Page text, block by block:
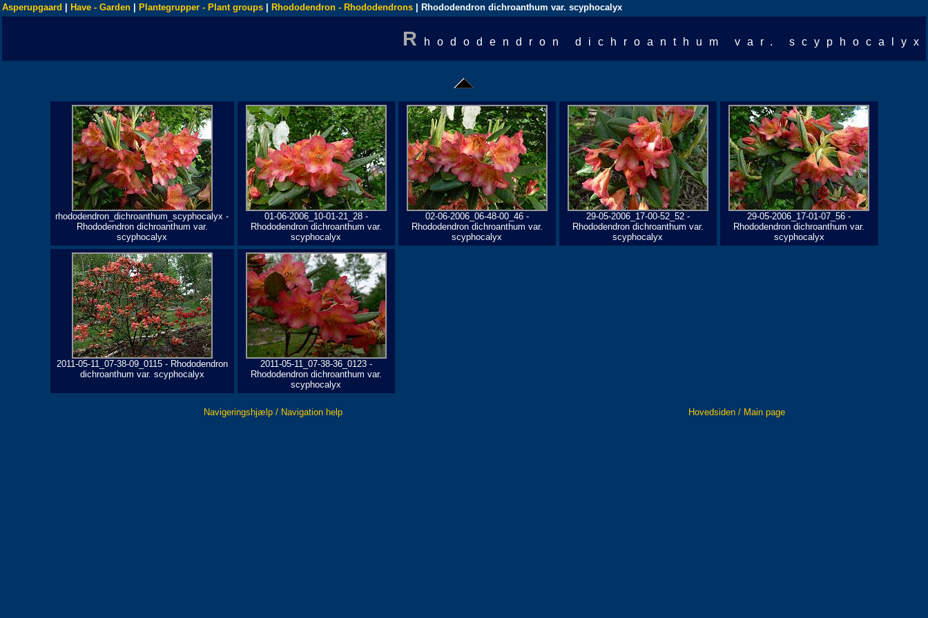
Asperupgaard Have - Garden Plantegrupper - Plant groups Rhododendron - Rhododendrons | Rhododendron dichroanthum var. scyphocalyx
R hododendron dichroanthum var. scyphocalyx
rhododendron_dichroanthum_scyphocalyx -
Rhododendron dichroanthum var.
scyphocalyx
01-06-2006_10-01-21_28 -
Rhododendron dichroanthum var.
scyphocalyx
02-06-2006_06-48-00_46 -
Rhododendron dichroanthum var.
scyphocalyx
29-05-2006_17-00-52_52 -
Rhododendron dichroanthum var.
scyphocalyx
29-05-2006_17-01-07_56 -
Rhododendron dichroanthum var.
scyphocalyx
2011-05-11_07-38-09_0115 - Rhododendron
dichroanthum var. scyphocalyx
2011-05-11_07-38-36_0123 -
Rhododendron dichroanthum var.
scyphocalyx
Navigeringshjælp / Navigation help Hovedsiden / Main page